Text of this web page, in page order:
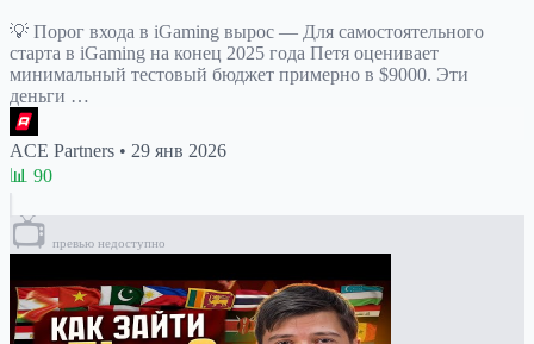
💡 Порог входа в iGaming вырос — Для самостоятельного
старта в iGaming на конец 2025 года Петя оценивает
минимальный тестовый бюджет примерно в $9000. Эти
деньги …
ACE Partners • 29 янв 2026
📊 90
📺 превью недоступно